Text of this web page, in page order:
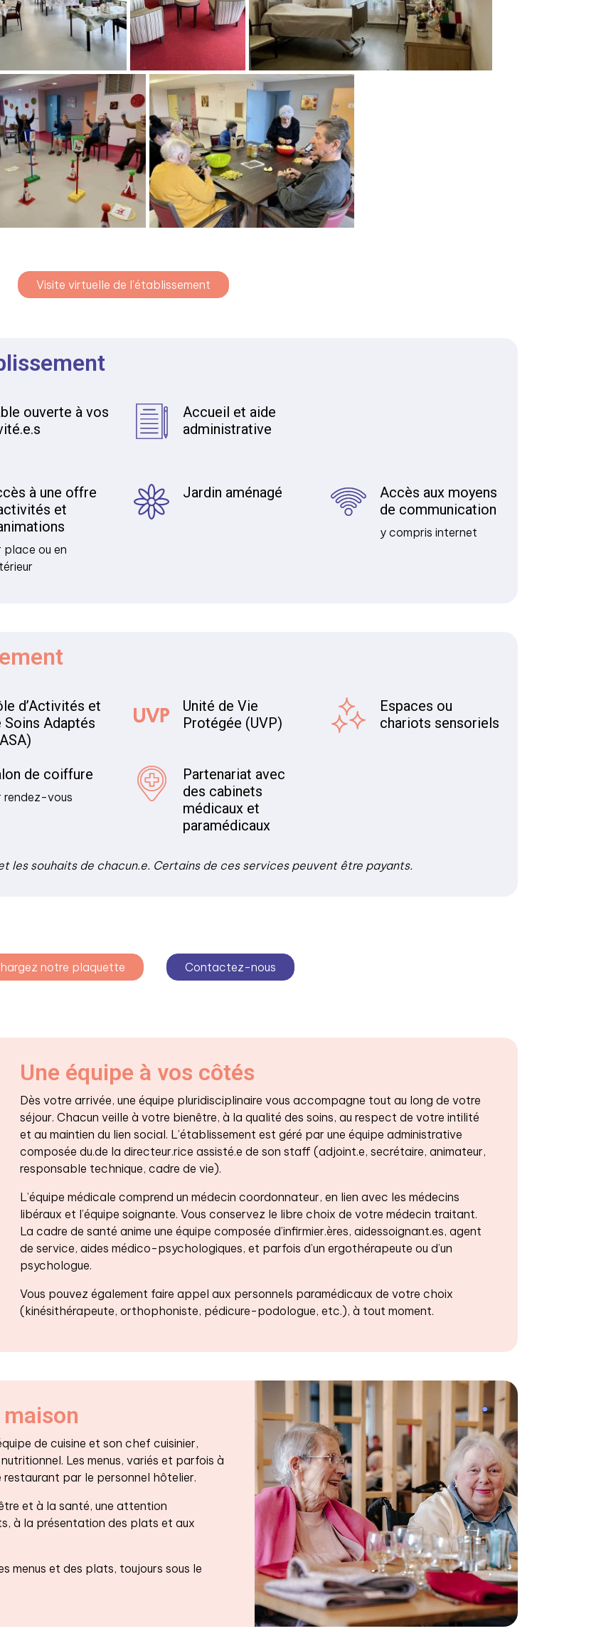
Visite virtuelle de l'établissement
ouverte à vos
Accueil et aide
administrative
à une offre
et
place ou en
Jardin aménagé
Accès aux moyens
de communication
y compris internet
d’Activités et
Soins Adaptés
Unité de Vie
Protégée (UVP)
Espaces ou
chariots sensoriels
de coiffure
rendez-vous
Partenariat avec
des cabinets
médicaux et
paramédicaux
les souhaits de chacun.e. Certains de ces services peuvent être payants.
notre plaquette Contactez-nous
Une équipe à vos côtés
Dès votre arrivée, une équipe pluridisciplinaire vous accompagne tout au long de votre
séjour. Chacun veille à votre bienêtre, à la qualité des soins, au respect de votre intilité
et au maintien du lien social. L’établissement est géré par une équipe administrative
composée du.de la directeur.rice assisté.e de son staff (adjoint.e, secrétaire, animateur,
responsable technique, cadre de vie).
L’équipe médicale comprend un médecin coordonnateur, en lien avec les médecins
libéraux et l’équipe soignante. Vous conservez le libre choix de votre médecin traitant.
La cadre de santé anime une équipe composée d’infirmier.ères, aidessoignant.es, agent
de service, aides médico-psychologiques, et parfois d’un ergothérapeute ou d’un
psychologue.
Vous pouvez également faire appel aux personnels paramédicaux de votre choix
(kinésithérapeute, orthophoniste, pédicure-podologue, etc.), à tout moment.
de cuisine et son chef cuisinier,
Les menus, variés et parfois à
restaurant par le personnel hôtelier.
et à la santé, une attention
à la présentation des plats et aux
menus et des plats, toujours sous le